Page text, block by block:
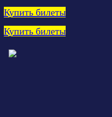
Купить билеты
Купить билеты